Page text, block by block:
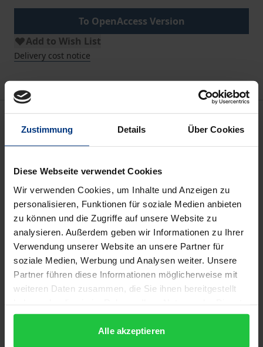
Zustimmung Details Über Cookies
Diese Webseite verwendet Cookies
Wir verwenden Cookies, um Inhalte und Anzeigen zu
personalisieren, Funktionen für soziale Medien anbieten
zu können und die Zugriffe auf unsere Website zu
analysieren. Außerdem geben wir Informationen zu Ihrer
Verwendung unserer Website an unsere Partner für
soziale Medien, Werbung und Analysen weiter. Unsere
Partner führen diese Informationen möglicherweise mit
weiteren Daten zusammen, die Sie ihnen bereitgestellt
gesammelt haben.
Alle akzeptieren
To OpenAccess Version
Add to Wish List
Delivery cost notice
Description
Derzeit existiert kein soziologischer Begriff
kommunikativer Vernunft, der für Aufgaben
empirischer Forschung geeignet wäre. Die
vorliegende Soziologie der Deliberation füllt diese
Leerstelle, indem sie die Wirklichkeit des
kommunikativen Handelns ernst nimmt: Sie leugnet
weder die inhärente Rationalität des Austauschs von
Gründen noch verschließt sie sich der Einsicht, dass,
wer Argumente säht, nur allzu oft Streit ernten wird.
Problemstellung, Theoriekritik sowie
theoriekonstruktiver Arbeit im Anschluss an Jürgen